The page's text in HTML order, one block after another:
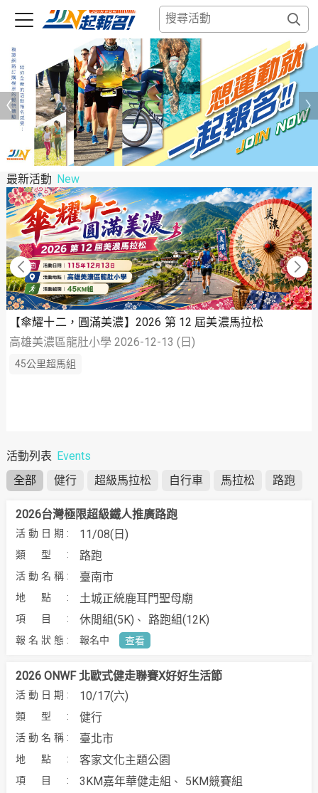
最新活動 New
【傘耀十二，圓滿美濃】2026 第 12 屆美濃馬拉松
高雄美濃區龍肚小學 2026-12-13 (日)
45公里超馬組
活動列表 Events
全部
健行 超級馬拉松 自行車 馬拉松 路跑
11/08(日)
路跑
臺南市
2026台灣極限超級鐵人推廣路跑
土城正統鹿耳門聖母廟
休閒組(5K)
路跑組(12K)
報名中 查看
10/17(六)
健行
臺北市
2026 ONWF 北歐式健走聯賽X好好生活節
客家文化主題公園
3KM嘉年華健走組
5KM競賽組